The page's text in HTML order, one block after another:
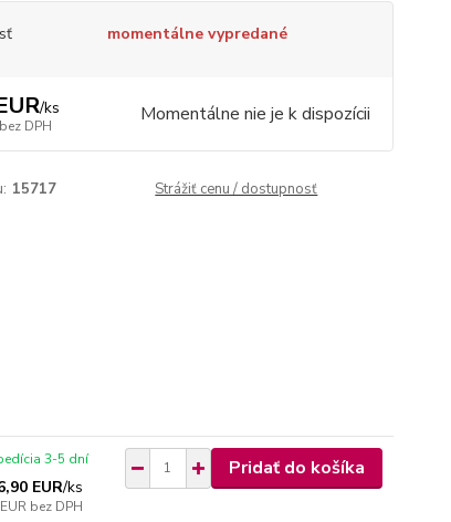
momentálne vypredané
/ks
bez DPH Momentálne nie je k dispozícii
15717 Strážiť cenu / dostupnosť
EUR/ks
bez DPH
3-5 dní Pridať do košíka